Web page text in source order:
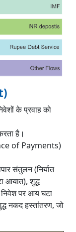
के प्रवाह को
है।
of Payments)
संतुलन (निर्यात
आयात), शुद्ध
पर आय घटा
नकद हस्तांतरण, जो